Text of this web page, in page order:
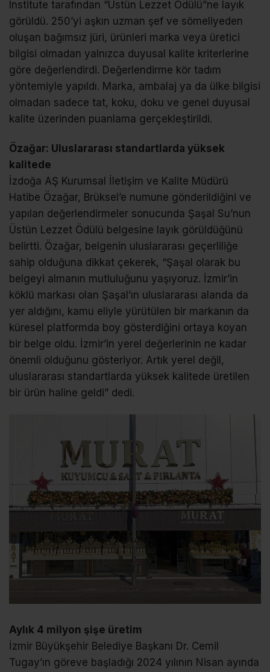
Institute tarafından “Üstün Lezzet Ödülü”ne layık
görüldü. 250’yi aşkın uzman şef ve sömeliyeden
oluşan bağımsız jüri, ürünleri marka veya üretici
bilgisi olmadan yalnızca duyusal kalite kriterlerine
göre değerlendirdi. Değerlendirme kör tadım
yöntemiyle yapıldı. Marka, ambalaj ya da ülke bilgisi
olmadan sadece tat, koku, doku ve genel duyusal
kalite üzerinden puanlama gerçekleştirildi.
Özağar: Uluslararası standartlarda yüksek
kalitede
İzdoğa AŞ Kurumsal İletişim ve Kalite Müdürü
Hatibe Özağar, Brüksel’e numune gönderildiğini ve
yapılan değerlendirmeler sonucunda Şaşal Su’nun
Üstün Lezzet Ödülü belgesine layık görüldüğünü
belirtti. Özağar, belgenin uluslararası geçerliliğe
sahip olduğuna dikkat çekerek, “Şaşal olarak bu
belgeyi almanın mutluluğunu yaşıyoruz. İzmir’in
köklü markası olan Şaşal’ın uluslararası alanda da
yer aldığını, kamu eliyle yürütülen bir markanın da
küresel platformda boy gösterdiğini ortaya koyan
bir belge oldu. İzmir’in yerel değerlerinin ne kadar
önemli olduğunu gösteriyor. Artık yerel değil,
uluslararası standartlarda yüksek kalitede üretilen
bir ürün haline geldi” dedi.
Aylık 4 milyon şişe üretim
İzmir Büyükşehir Belediye Başkanı Dr. Cemil
Tugay’ın göreve başladığı 2024 yılının Nisan ayında